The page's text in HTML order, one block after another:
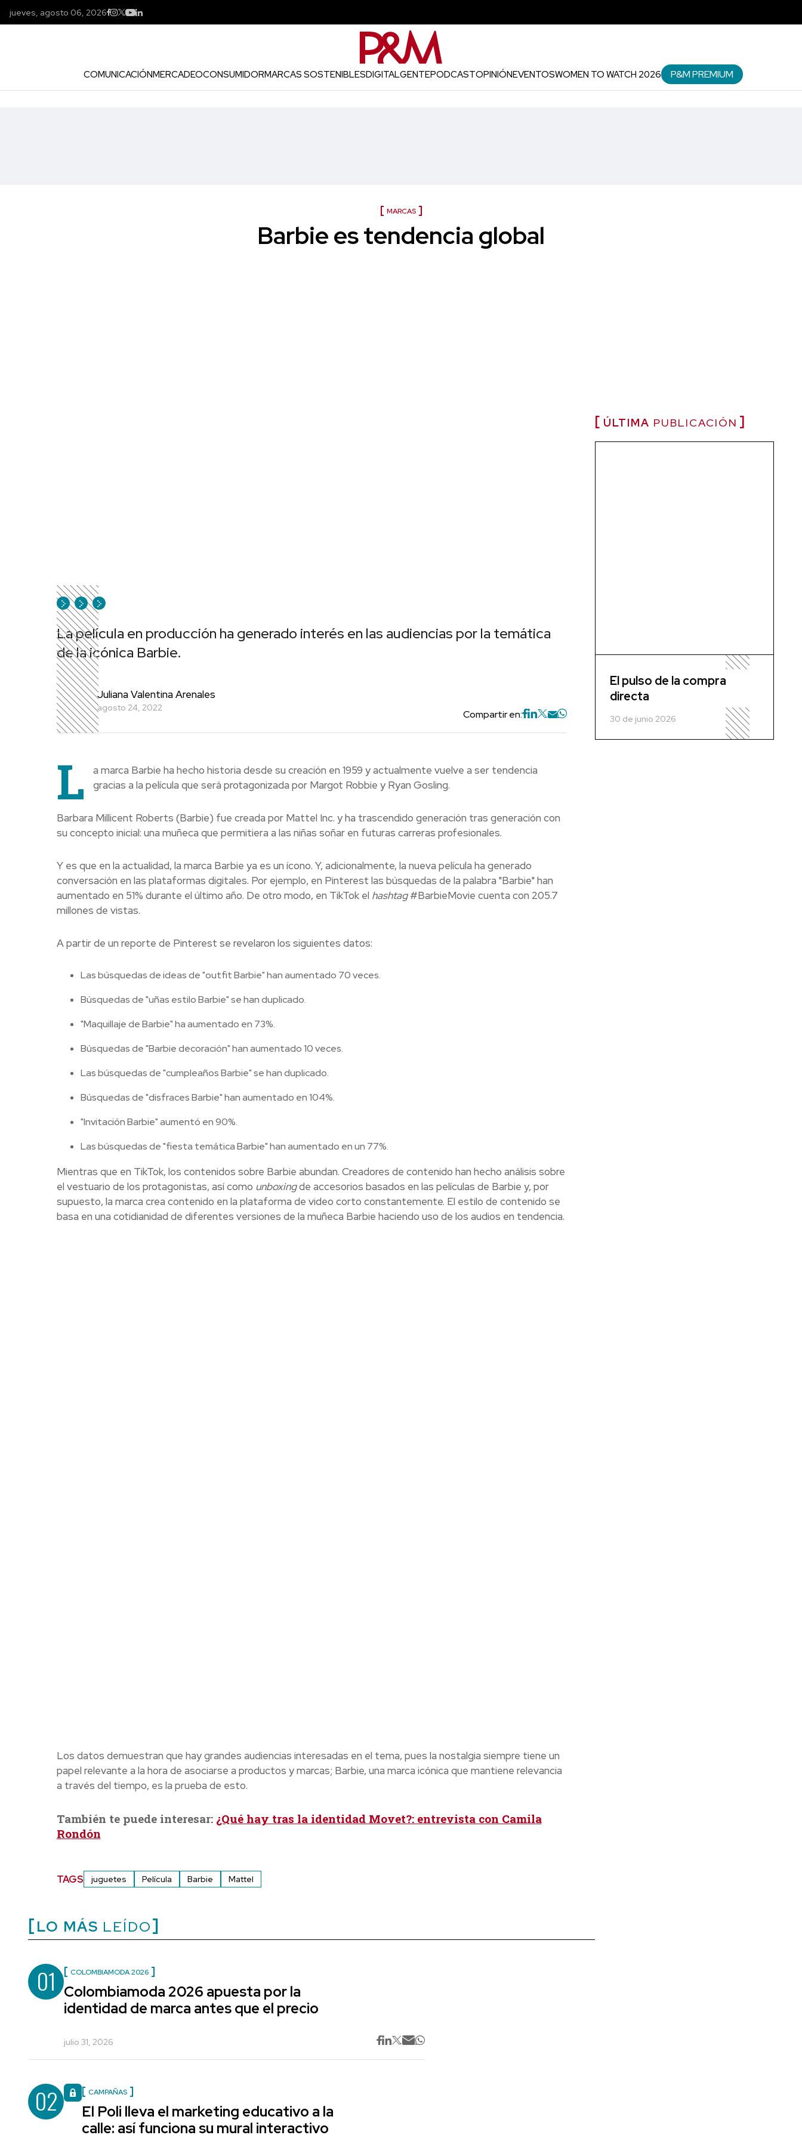
jueves, agosto 06, 2026
COMUNICACIÓNMERCADEOCONSUMIDORMARCAS SOSTENIBLESDIGITALGENTEPODCASTOPINIÓNEVENTOSWOMEN TO WATCH 2026 P&M PREMIUM
MARCAS
Barbie es tendencia global
La película en producción ha generado interés en las audiencias por la temática
de la icónica Barbie.
Juliana Valentina Arenales
agosto 24, 2022
Compartir en:
L
a marca Barbie ha hecho historia desde su creación en 1959 y actualmente vuelve a ser tendencia
gracias a la película que será protagonizada por Margot Robbie y Ryan Gosling.
Barbara Millicent Roberts (Barbie) fue creada por Mattel Inc. y ha trascendido generación tras generación con
su concepto inicial: una muñeca que permitiera a las niñas soñar en futuras carreras profesionales.
Y es que en la actualidad, la marca Barbie ya es un ícono. Y, adicionalmente, la nueva película ha generado
conversación en las plataformas digitales. Por ejemplo, en Pinterest las búsquedas de la palabra "Barbie" han
aumentado en 51% durante el último año. De otro modo, en TikTok el hashtag#BarbieMovie cuenta con 205.7
millones de vistas.
A partir de un reporte de Pinterest se revelaron los siguientes datos:
Las búsquedas de ideas de "outfit Barbie" han aumentado 70 veces.
Búsquedas de "uñas estilo Barbie" se han duplicado.
"Maquillaje de Barbie" ha aumentado en 73%.
Búsquedas de "Barbie decoración" han aumentado 10 veces.
Las búsquedas de "cumpleaños Barbie" se han duplicado.
Búsquedas de "disfraces Barbie" han aumentado en 104%.
"Invitación Barbie" aumentó en 90%.
Las búsquedas de "fiesta temática Barbie" han aumentado en un 77%.
Mientras que en TikTok, los contenidos sobre Barbie abundan. Creadores de contenido han hecho análisis sobre
el vestuario de los protagonistas, así como unboxingde accesorios basados en las películas de Barbie y, por
supuesto, la marca crea contenido en la plataforma de video corto constantemente. El estilo de contenido se
basa en una cotidianidad de diferentes versiones de la muñeca Barbie haciendo uso de los audios en tendencia.
Los datos demuestran que hay grandes audiencias interesadas en el tema, pues la nostalgia siempre tiene un
papel relevante a la hora de asociarse a productos y marcas; Barbie, una marca icónica que mantiene relevancia
a través del tiempo, es la prueba de esto.
También te puede interesar: ¿Qué hay tras la identidad Movet?: entrevista con Camila
Rondón
TAGS juguetes Película Barbie Mattel
LO MÁS LEÍDO
01 COLOMBIAMODA 2026
Colombiamoda 2026 apuesta por la
identidad de marca antes que el precio
julio 31, 2026
02 CAMPAÑAS
El Poli lleva el marketing educativo a la
calle: así funciona su mural interactivo
ÚLTIMA PUBLICACIÓN
El pulso de la compra
directa
30 de junio 2026